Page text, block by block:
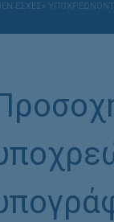
ΈΣΧΕΣ»